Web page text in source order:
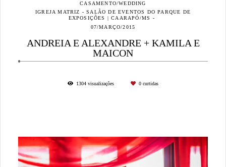
CASAMENTO/WEDDING
IGREJA MATRIZ - SALÃO DE EVENTOS DO PARQUE DE
EXPOSIÇÕES | CAARAPÓ/MS
07/MARÇO/2015
ANDREIA E ALEXANDRE + KAMILA E
MAICON
1304 visualizações 0 curtidas